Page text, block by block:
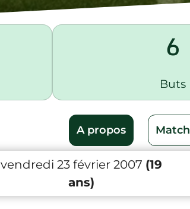
6
Buts
A propos
vendredi 23 février 2007 (19
ans)